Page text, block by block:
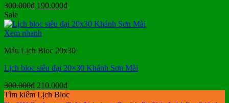
300.000₫ Giá
là:
300.000₫.
190.000₫Giá
tại
Sale
Xem nhanh
Mẫu Lịch Bloc 20x30
Lịch bloc siêu đại 20×30 Khánh Sơn Mài
300.000₫ Giá
gốc
210.000₫Giá
hiện
Tìm kiếm Lịch Bloc